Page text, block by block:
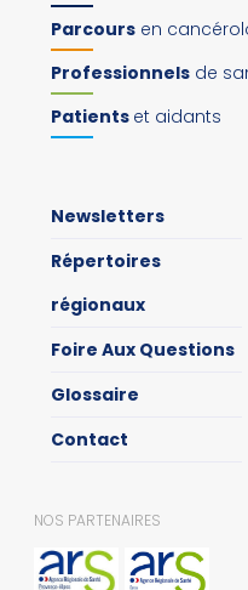
Parcours en
Professionnels de
Patients et aidants
Newsletters
Répertoires
régionaux
Foire Aux Questions
Glossaire
Contact
NOS PARTENAIRES